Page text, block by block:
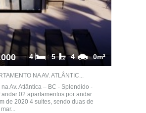
0m²
4
5
4
NA AV. ATLÂNTIC...
Av. Atlântica – BC - Splendido -
andar 02 apartamentos por andar
de 2020 4 suítes, sendo duas de